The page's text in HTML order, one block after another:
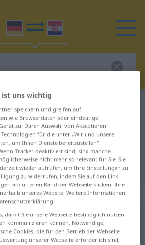
Übersetzung für
Kroatisch Übersetzung
: Femininum
;-n>
ist uns wichtig
speichern und greifen auf
wie Browserdaten oder eindeutige
zu. Durch Auswahl von Akzeptieren
für die unter „Wir und unsere
um Ihnen Dienste bereitzustellen“
Tracker deaktiviert sind, sind manche
nicht mehr so relevant für Sie. Sie
wieder aufrufen, um Ihre Einstellungen zu
zu widerrufen, indem Sie auf den Link
am unteren Rand der Webseite klicken. Ihre
unseres Website. Weitere Informationen
damit Sie unsere Webseite bestmöglich nutzen
kommunizieren können. Notwendige,
Cookies, die für den Betrieb der Webseite
unserer Webseite erforderlich sind,